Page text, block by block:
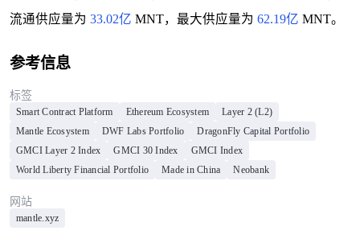
流通供应量为 33.02亿 MNT，最大供应量为 62.19亿 MNT。
参考信息
标签
Smart Contract Platform Ethereum Ecosystem
Layer 2 (L2)
Mantle Ecosystem
DWF Labs Portfolio
DragonFly Capital Portfolio
GMCI Layer 2 Index
GMCI 30 Index
GMCI Index
World Liberty Financial Portfolio
Made in China Neobank
网站
mantle.xyz